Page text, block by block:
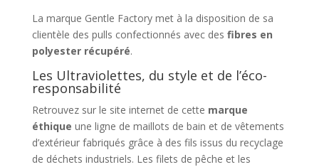
La marque Gentle Factory met à la disposition de sa
clientèle des pulls confectionnés avec des fibres en
polyester récupéré.
Les Ultraviolettes, du style et de l’éco-
responsabilité
Retrouvez sur le site internet de cette marque
éthique une ligne de maillots de bain et de vêtements
d’extérieur fabriqués grâce à des fils issus du recyclage
de déchets industriels. Les filets de pêche et les